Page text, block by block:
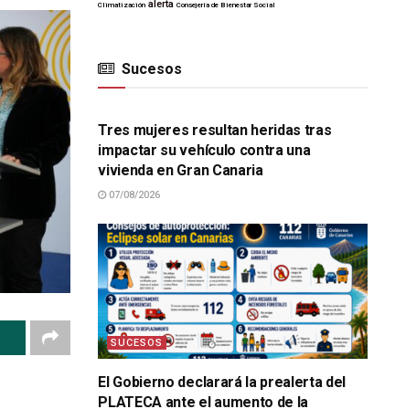
Climatización alerta Consejería de Bienestar Social
Sucesos
SUCESOS
Tres mujeres resultan heridas tras
impactar su vehículo contra una
vivienda en Gran Canaria
07/08/2026
SUCESOS
El Gobierno declarará la prealerta del
PLATECA ante el aumento de la